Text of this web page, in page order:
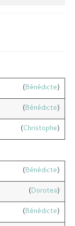
(Bénédicte)
(Bénédicte)
(Christophe)
(Bénédicte)
(Dorotea)
(Bénédicte)